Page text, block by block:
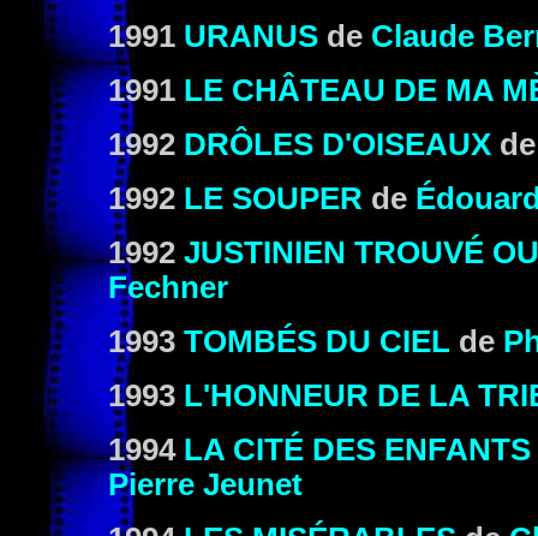
1991 URANUS de Claude
1991 LE CHÂTEAU DE MA
1992 DRÔLES D'OISEAUX
1992 LE SOUPER de
1992 JUSTINIEN TROUVÉ
Fechner
1993 TOMBÉS DU CIEL de
1993 L'HONNEUR DE LA
1994 LA CITÉ DES
Pierre Jeunet